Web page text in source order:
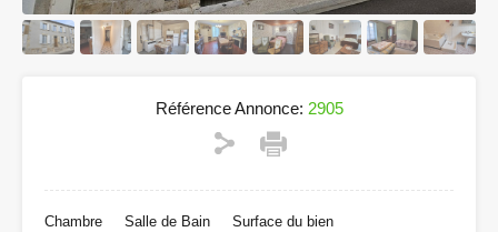
Référence Annonce: 2905
Chambre Salle de Bain Surface du bien